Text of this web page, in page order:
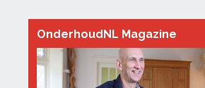
OnderhoudNL Magazine